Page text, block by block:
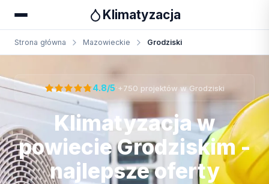
Klimatyzacja
Strona główna Mazowieckie Grodziski
Otrzymaj bezpłatną wycenę
4.8/5 +750 projektów w Grodziski
Klimatyzacja w
powiecie Grodziskim -
najlepsze oferty